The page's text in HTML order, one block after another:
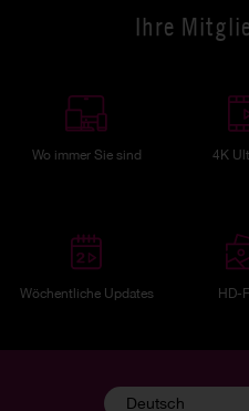
Ihre
Wo immer Sie sind 4K
Wöchentliche Updates HD-
Deutsch